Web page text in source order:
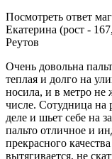
Посмотреть ответ
Екатерина (рост -
Реутов
Очень довольна
теплая и долго на
носила, и в метро не
числе. Сотудница на
деле и шьет себе на
пальто отличное и
прекрасного
вытягивается, не